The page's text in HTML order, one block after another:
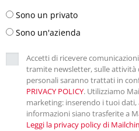
Sono un privato
Sono un'azienda
Accetti di ricevere
tramite newsletter, sulle attività
personali saranno trattati in
PRIVACY POLICY. Utilizziamo
marketing: inserendo i tuoi dati,
informazioni siano trasferite a
Leggi la privacy policy di